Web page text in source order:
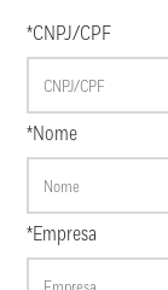
*CNPJ/CPF
*Nome
*Empresa